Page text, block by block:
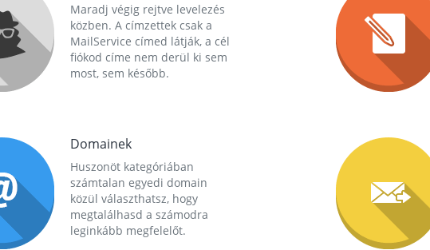
Maradj végig rejtve levelezés
közben. A címzettek csak a
MailService címed látják, a cél
fiókod címe nem derül ki sem
most, sem később.
Domainek
Huszonöt kategóriában
számtalan egyedi domain
közül választhatsz, hogy
megtalálhasd a számodra
leginkább megfelelőt.